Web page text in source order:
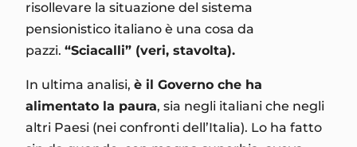
risollevare la situazione del sistema
pensionistico italiano è una cosa da
pazzi. “Sciacalli” (veri, stavolta).
In ultima analisi, è il Governo che ha
alimentato la paura, sia negli italiani che negli
altri Paesi (nei confronti dell’Italia). Lo ha fatto